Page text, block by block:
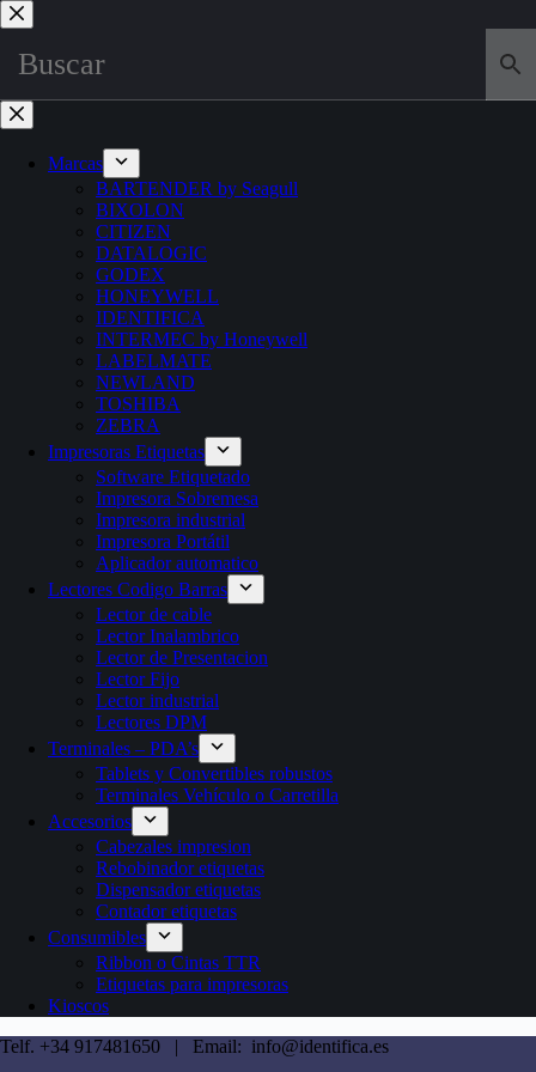
Saltar
al
contenido
Marcas
BARTENDER by Seagull
BIXOLON
CITIZEN
DATALOGIC
GODEX
HONEYWELL
IDENTIFICA
INTERMEC by Honeywell
LABELMATE
NEWLAND
TOSHIBA
ZEBRA
Impresoras Etiquetas
Software Etiquetado
Impresora Sobremesa
Impresora industrial
Impresora Portátil
Aplicador automatico
Lectores Codigo Barras
Lector de cable
Lector Inalambrico
Lector de Presentacion
Lector Fijo
Lector industrial
Lectores DPM
Terminales – PDA’s
Tablets y Convertibles robustos
Terminales Vehículo o Carretilla
Accesorios
Cabezales impresion
Rebobinador etiquetas
Dispensador etiquetas
Contador etiquetas
Consumibles
Ribbon o Cintas TTR
Etiquetas para impresoras
Kioscos
Telf. +34 917481650 | Email: info@identifica.es